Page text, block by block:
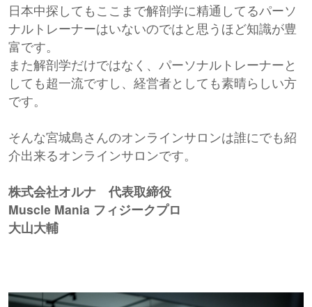
日本中探してもここまで解剖学に精通してるパーソ
ナルトレーナーはいないのではと思うほど知識が豊
富です。
また解剖学だけではなく、パーソナルトレーナーと
しても超一流ですし、経営者としても素晴らしい方
です。
そんな宮城島さんのオンラインサロンは誰にでも紹
介出来るオンラインサロンです。
株式会社オルナ 代表取締役
Muscle Mania フィジークプロ
大山大輔